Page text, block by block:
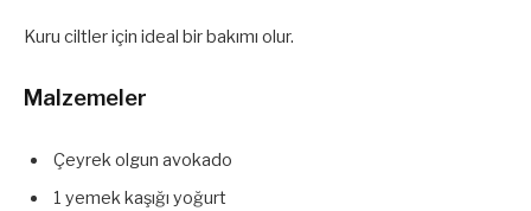
Kuru ciltler için ideal bir bakımı olur.
Malzemeler
Çeyrek olgun avokado
1 yemek kaşığı yoğurt